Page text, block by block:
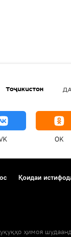
Тоҷикистон
OK
Қоидаи
ҳимоя